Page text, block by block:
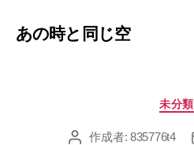
あの時と同じ空
カ
未分類
投
作成者: 835776t4